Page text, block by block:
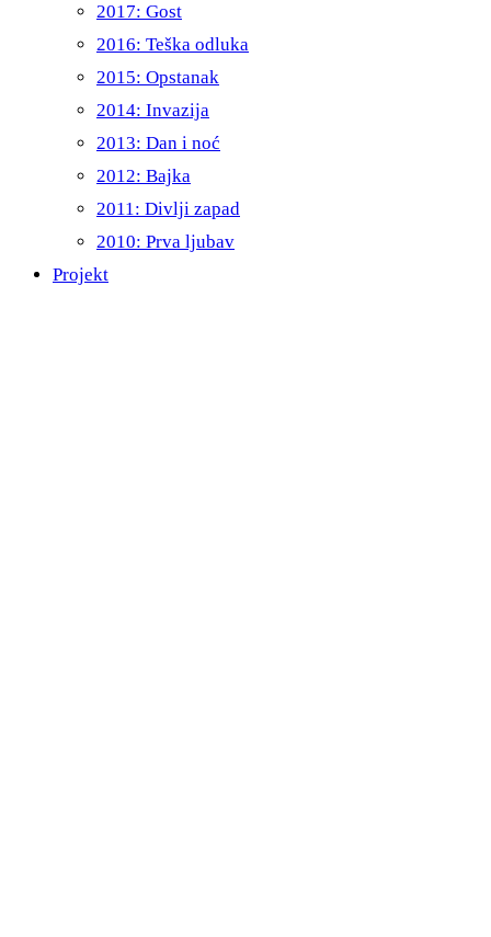
2017: Gost
2016: Teška odluka
2015: Opstanak
2014: Invazija
2013: Dan i noć
2012: Bajka
2011: Divlji zapad
2010: Prva ljubav
Projekt